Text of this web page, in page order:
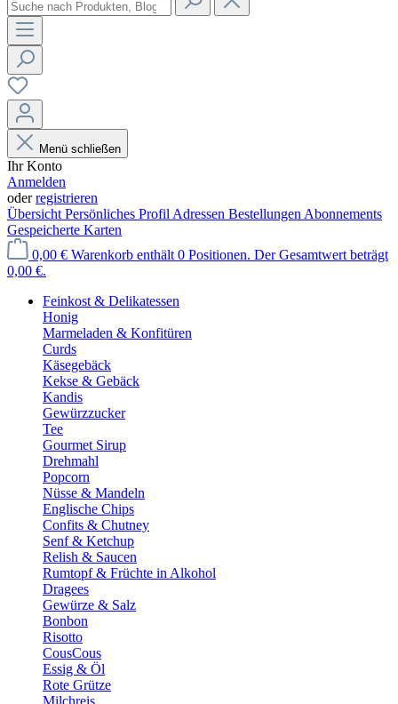
Menü schließen
Ihr Konto
Anmelden
oderregistrieren
Übersicht Persönliches Profil Adressen Bestellungen Abonnements
Gespeicherte Karten
0,00 € Warenkorb enthält 0 Positionen. Der Gesamtwert beträgt
0,00 €.
Feinkost & Delikatessen
Honig
Marmeladen & Konfitüren
Curds
Käsegebäck
Kekse & Gebäck
Kandis
Gewürzzucker
Tee
Gourmet Sirup
Drehmahl
Popcorn
Nüsse & Mandeln
Englische Chips
Confits & Chutney
Senf & Ketchup
Relish & Saucen
Rumtopf & Früchte in Alkohol
Dragees
Gewürze & Salz
Bonbon
Risotto
CousCous
Essig & Öl
Rote Grütze
Milchreis